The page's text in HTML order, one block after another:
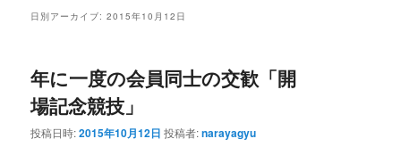
日別アーカイブ:2015年10月12日
年に一度の会員同士の交歓「開
場記念競技」
投稿日時:2015年10月12日 投稿者:narayagyu